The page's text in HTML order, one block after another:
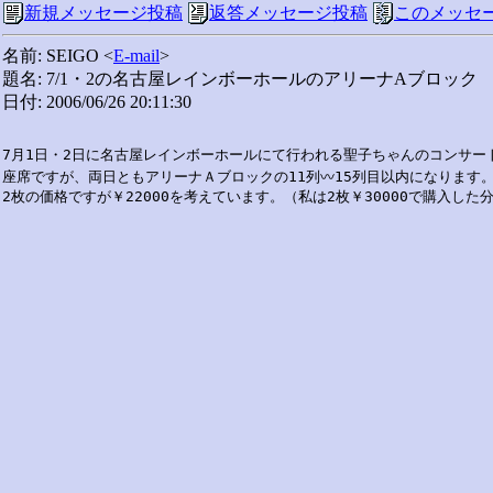
新規メッセージ投稿 返答メッセージ投稿 このメッセ
名前: SEIGO <E-mail>
題名: 7/1・2の名古屋レインボーホールのアリーナAブロック
日付: 2006/06/26 20:11:30
7月1日・2日に名古屋レインボーホールにて行われる聖子ちゃんのコンサー
座席ですが、両日ともアリーナＡブロックの11列〰15列目以内になります